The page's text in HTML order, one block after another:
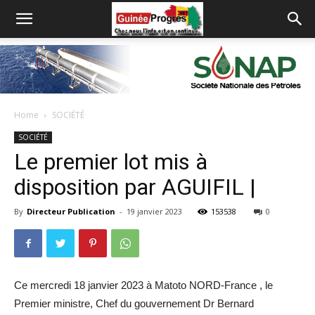
Home SOCIÉTÉ
SOCIÉTÉ
Le premier lot mis à
disposition par AGUIFIL |
By Directeur Publication - 19 janvier 2023 153538 0
Ce mercredi 18 janvier 2023 à Matoto NORD-France , le
Premier ministre, Chef du gouvernement Dr Bernard